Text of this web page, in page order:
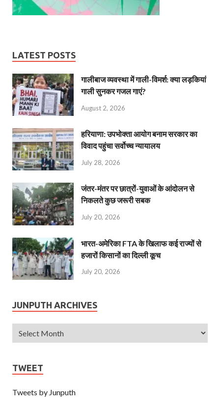
LATEST POSTS
गालीबाज व्‍यवस्‍था में गाली-विमर्श: क्या लड़कियां
गाली सुनकर गजल गाएं?
August 2, 2026
हरियाणा: उपभोक्ता आयोग बनाम सरकार का
विवाद पहुंचा सर्वोच्च न्यायालय
July 28, 2026
जंतर-मंतर पर छात्रों-युवाओं के आंदोलन से
निकलते कुछ जरूरी सबक
July 20, 2026
भारत-अमेरिका FTA के खिलाफ कई राज्यों से
हजारों किसानों का दिल्ली कूच
July 20, 2026
JUNPUTH ARCHIVES
TWEET
Tweets by Junputh